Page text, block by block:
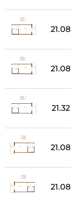
21.08
21.08
21.32
21.08
21.08